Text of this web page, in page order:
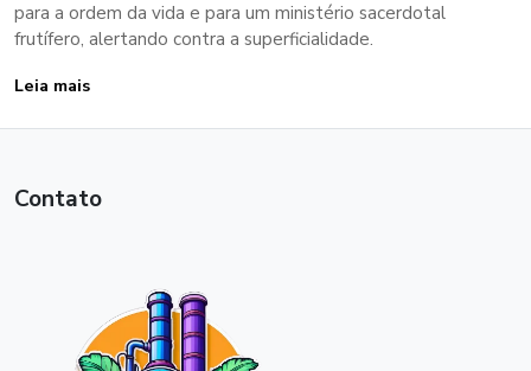
para a ordem da vida e para um ministério sacerdotal
frutífero, alertando contra a superficialidade.
Leia mais
Contato